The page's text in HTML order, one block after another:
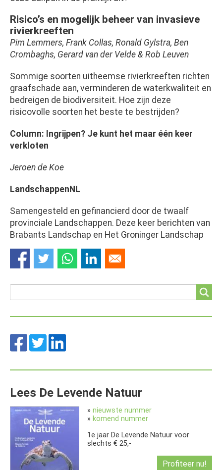
Risico’s en mogelijk beheer van invasieve
rivierkreeften
Pim Lemmers, Frank Collas, Ronald Gylstra, Ben
Crombaghs, Gerard van der Velde & Rob Leuven
Sommige soorten uitheemse rivierkreeften richten
graafschade aan, verminderen de waterkwaliteit en
bedreigen de biodiversiteit. Hoe zijn deze
risicovolle soorten het beste te bestrijden?
Column: Ingrijpen? Je kunt het maar één keer
verkloten
Jeroen de Koe
LandschappenNL
Samengesteld en gefinancierd door de twaalf
provinciale Landschappen. Deze keer berichten van
Brabants Landschap en Het Groninger Landschap
Lees De Levende Natuur
» nieuwste nummer
» komend nummer
1e jaar De Levende Natuur voor
slechts € 25,-
Profiteer nu!